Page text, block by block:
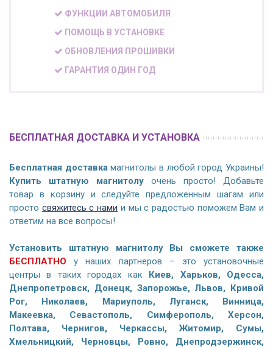
ФУНКЦИИ АВТОМОБИЛЯ
ПОМОЩЬ В УСТАНОВКЕ
ОБНОВЛЕНИЯ ПРОШИВКИ
ГАРАНТИЯ ОДИН ГОД
БЕСПЛАТНАЯ ДОСТАВКА И УСТАНОВКА
Бесплатная доставкамагнитолы в любой город Украины!
Купить штатную магнитолу очень просто! Добавьте
товар в корзину и следуйте предложенным шагам или
просто свяжитесь с нами и мы с радостью поможем Вам и
ответим на все вопросы!
Установить штатную магнитолу Вы сможете также
БЕСПЛАТНО у наших партнеров – это установочные
центры в таких городах как Киев, Харьков, Одесса,
Днепропетровск, Донецк, Запорожье, Львов, Кривой
Рог, Николаев, Мариуполь, Луганск, Винница,
Макеевка, Севастополь, Симферополь, Херсон,
Полтава, Чернигов, Черкассы, Житомир, Сумы,
Хмельницкий, Черновцы, Ровно, Днепродзержинск,